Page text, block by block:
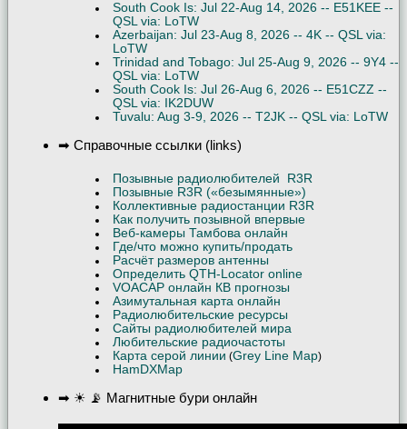
South Cook Is: Jul 22-Aug 14, 2026 -- E51KEE --
QSL via: LoTW
Azerbaijan: Jul 23-Aug 8, 2026 -- 4K -- QSL via:
LoTW
Trinidad and Tobago: Jul 25-Aug 9, 2026 -- 9Y4 --
QSL via: LoTW
South Cook Is: Jul 26-Aug 6, 2026 -- E51CZZ --
QSL via: IK2DUW
Tuvalu: Aug 3-9, 2026 -- T2JK -- QSL via: LoTW
➡ Справочные ссылки (links)
Позывные радиолюбителей R3R
Позывные R3R («безымянные»)
Коллективные радиостанции R3R
Как получить позывной впервые
Веб-камеры Тамбова онлайн
Где/что можно купить/продать
Расчёт размеров антенны
Определить QTH-Locator online
VOACAP онлайн КВ прогнозы
Азимутальная карта онлайн
Радиолюбительские ресурсы
Сайты радиолюбителей мира
Любительские радиочастоты
Карта серой линии (Grey Line Map)
HamDXMap
➡ ☀ 📡 Магнитные бури онлайн